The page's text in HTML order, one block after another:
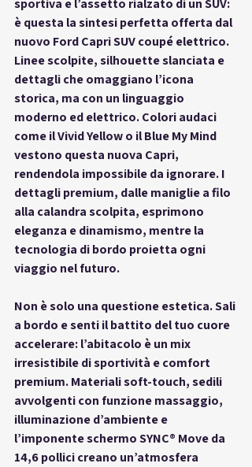
sportiva e l’assetto rialzato di un SUV:
è questa la sintesi perfetta offerta dal
nuovo Ford Capri SUV coupé elettrico.
Linee scolpite, silhouette slanciata e
dettagli che omaggiano l’icona
storica, ma con un linguaggio
moderno ed elettrico. Colori audaci
come il Vivid Yellow o il Blue My Mind
vestono questa nuova Capri,
rendendola impossibile da ignorare. I
dettagli premium, dalle maniglie a filo
alla calandra scolpita, esprimono
eleganza e dinamismo, mentre la
tecnologia di bordo proietta ogni
viaggio nel futuro.
Non è solo una questione estetica. Sali
a bordo e senti il battito del tuo cuore
accelerare: l’abitacolo è un mix
irresistibile di sportività e comfort
premium. Materiali soft-touch, sedili
avvolgenti con funzione massaggio,
illuminazione d’ambiente e
l’imponente schermo SYNC® Move da
14,6 pollici creano un’atmosfera